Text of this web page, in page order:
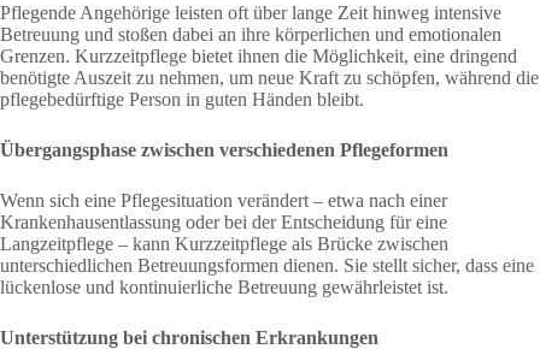
Pflegende Angehörige leisten oft über lange Zeit hinweg intensive
Betreuung und stoßen dabei an ihre körperlichen und emotionalen
Grenzen. Kurzzeitpflege bietet ihnen die Möglichkeit, eine dringend
benötigte Auszeit zu nehmen, um neue Kraft zu schöpfen, während die
pflegebedürftige Person in guten Händen bleibt.
Übergangsphase zwischen verschiedenen Pflegeformen
Wenn sich eine Pflegesituation verändert – etwa nach einer
Krankenhausentlassung oder bei der Entscheidung für eine
Langzeitpflege – kann Kurzzeitpflege als Brücke zwischen
unterschiedlichen Betreuungsformen dienen. Sie stellt sicher, dass eine
lückenlose und kontinuierliche Betreuung gewährleistet ist.
Unterstützung bei chronischen Erkrankungen